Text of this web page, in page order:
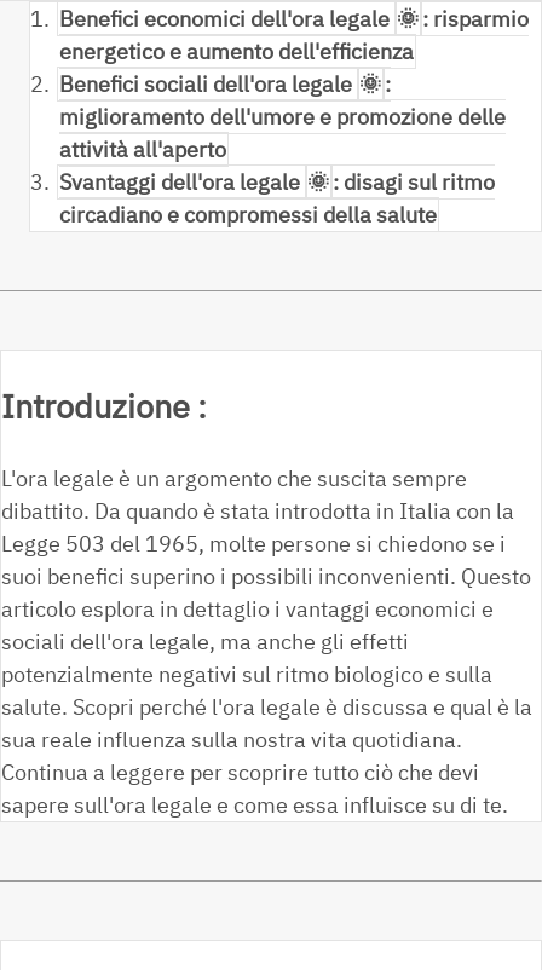
1. Benefici economici dell'ora legale 🌞: risparmio
energetico e aumento dell'efficienza
2. Benefici sociali dell'ora legale 🌞:
miglioramento dell'umore e promozione delle
attività all'aperto
3. Svantaggi dell'ora legale 🌞: disagi sul ritmo
circadiano e compromessi della salute
Introduzione :
L'ora legale è un argomento che suscita sempre
dibattito. Da quando è stata introdotta in Italia con la
Legge 503 del 1965, molte persone si chiedono se i
suoi benefici superino i possibili inconvenienti. Questo
articolo esplora in dettaglio i vantaggi economici e
sociali dell'ora legale, ma anche gli effetti
potenzialmente negativi sul ritmo biologico e sulla
salute. Scopri perché l'ora legale è discussa e qual è la
sua reale influenza sulla nostra vita quotidiana.
Continua a leggere per scoprire tutto ciò che devi
sapere sull'ora legale e come essa influisce su di te.